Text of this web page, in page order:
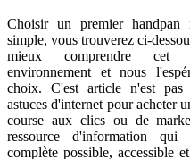
Choisir un premier handpan
simple, vous trouverez ci-
mieux comprendre cet
environnement et nous
choix. C'est article n'est
astuces d'internet pour acheter
course aux clics ou de
ressource d'information
complète possible, accessible